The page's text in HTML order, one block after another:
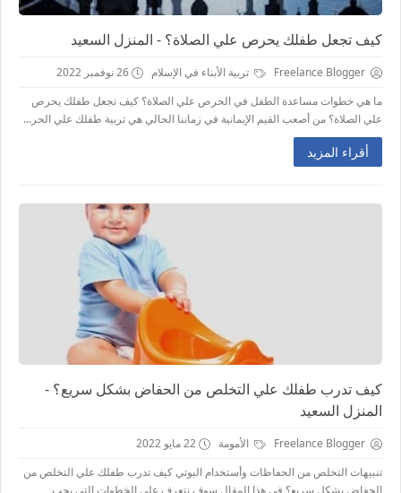
كيف تجعل طفلك يحرص علي الصلاة؟ - المنزل السعيد
Freelance Blogger تربية الأبناء في الإسلام
26 نوفمبر 2022
ما هي خطوات مساعدة الطفل في الحرص علي الصلاة؟ كيف تجعل طفلك يحرص
علي الصلاة؟ من أصعب القيم الإيمانية في زماننا الحالي هي تربية طفلك علي الحر...
أقراء المزيد
كيف تدرب طفلك علي التخلص من الحفاض بشكل سريع؟ -
المنزل السعيد
Freelance Blogger الأمومة
22 مايو 2022
تنبيهات التخلص من الحفاظات وأستخدام البوتي كيف تدرب طفلك علي التخلص من
الحفاض بشكل سريع؟ في هذا المقال سوف نتعرف علي الخطوات التي يجب